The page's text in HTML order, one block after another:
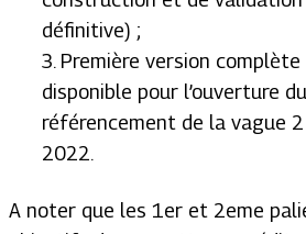
définitive) ;
3. Première version
disponible pour l’ouverture
référencement de la vague
2022.
A noter que les 1er et 2eme